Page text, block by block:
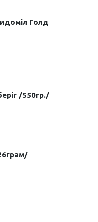
Голд
/550гр./